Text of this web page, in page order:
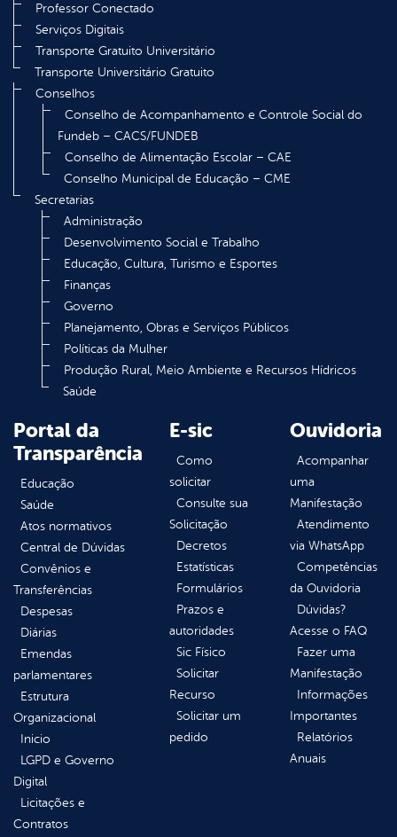
Professor Conectado
Serviços Digitais
Transporte Gratuito Universitário
Transporte Universitário Gratuito
Conselhos
Conselho de Acompanhamento e Controle Social do
Fundeb – CACS/FUNDEB
Conselho de Alimentação Escolar – CAE
Conselho Municipal de Educação – CME
Secretarias
Administração
Desenvolvimento Social e Trabalho
Educação, Cultura, Turismo e Esportes
Finanças
Governo
Planejamento, Obras e Serviços Públicos
Políticas da Mulher
Produção Rural, Meio Ambiente e Recursos Hídricos
Saúde
Portal da
Transparência
Educação
Saúde
Atos normativos
Central de Dúvidas
Convênios e
Transferências
Despesas
Diárias
Emendas
parlamentares
Estrutura
Organizacional
Inicio
LGPD e Governo
Digital
Licitações e
Contratos
E-sic
Como
solicitar
Consulte sua
Solicitação
Decretos
Estatísticas
Formulários
Prazos e
autoridades
Sic Físico
Solicitar
Recurso
Solicitar um
pedido
Ouvidoria
Acompanhar
uma
Manifestação
Atendimento
via WhatsApp
Competências
da Ouvidoria
Dúvidas?
Acesse o FAQ
Fazer uma
Manifestação
Informações
Importantes
Relatórios
Anuais